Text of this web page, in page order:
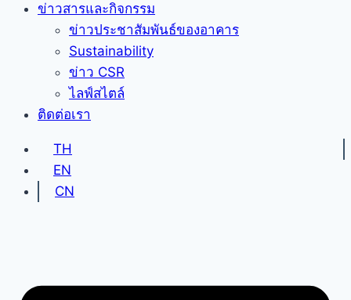
ข่าวสารและกิจกรรม
ข่าวประชาสัมพันธ์ของอาคาร
Sustainability
ข่าว CSR
ไลฟ์สไตล์
ติดต่อเรา
TH
EN
CN